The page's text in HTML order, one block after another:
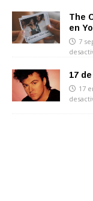
The
en
7
17
17